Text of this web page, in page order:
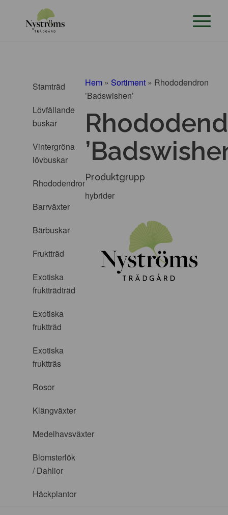
Stamträd
Lövfällande
buskar
Vintergröna
lövbuskar
Rhododendron
Barrväxter
Bärbuskar
Fruktträd
Exotiska
fruktträdträd
Exotiska
fruktträd
Exotiska
fruktträs
Rosor
Klängväxter
Medelhavsväxter
Blomsterlök
/ Dahlior
Häckplantor
Hem » Sortiment » Rhododendron
’Badswishen’
Produktgrupp
hybrider